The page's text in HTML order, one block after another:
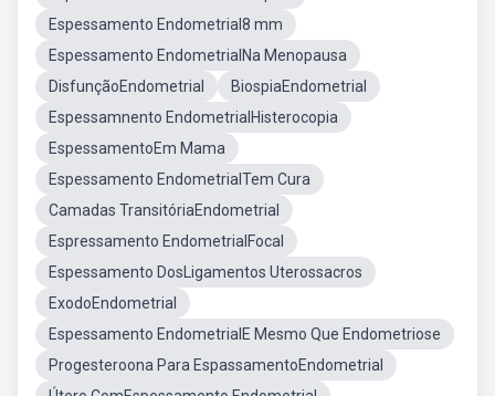
Espessamento Endometrial8 mm
Espessamento EndometrialNa Menopausa
DisfunçãoEndometrial
BiospiaEndometrial
Espessamnento EndometrialHisterocopia
EspessamentoEm Mama
Espessamento EndometrialTem Cura
Camadas TransitóriaEndometrial
Espressamento EndometrialFocal
Espessamento DosLigamentos Uterossacros
ExodoEndometrial
Espessamento EndometrialE Mesmo Que Endometriose
Progesteroona Para EspassamentoEndometrial